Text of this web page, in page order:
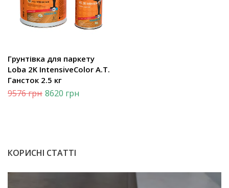
Грунтівка для паркету
Loba 2K IntensiveColor A.T.
Гансток 2.5 кг
9576грн 8620 грн
КОРИСНІ СТАТТІ